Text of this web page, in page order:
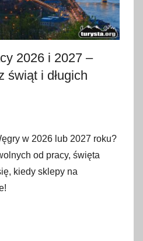
2026 i 2027 –
świąt i długich
w 2026 lub 2027 roku?
od pracy, święta
kiedy sklepy na